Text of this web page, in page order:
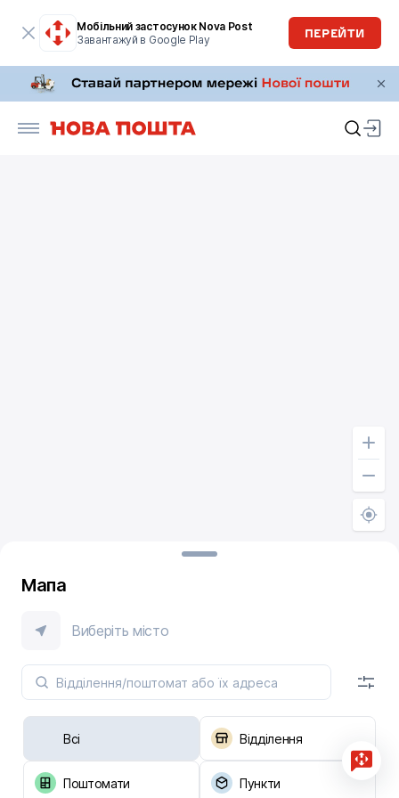
Мобільний застосунок Nova Post
Завантажуй в Google Play
ПЕРЕЙТИ
Мапа
Виберіть місто
Всі Відділення
Поштомати Пункти